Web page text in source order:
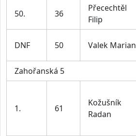
50. 36
Přecechtěl
Filip
DNF 50 Valek Marian
Zahořanská 5
1. 61
Kožušník
Radan